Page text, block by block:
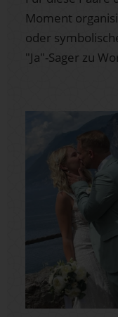
Moment
oder
"Ja"-Sager zu